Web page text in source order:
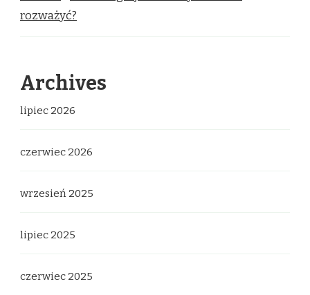
rozważyć?
Archives
lipiec 2026
czerwiec 2026
wrzesień 2025
lipiec 2025
czerwiec 2025